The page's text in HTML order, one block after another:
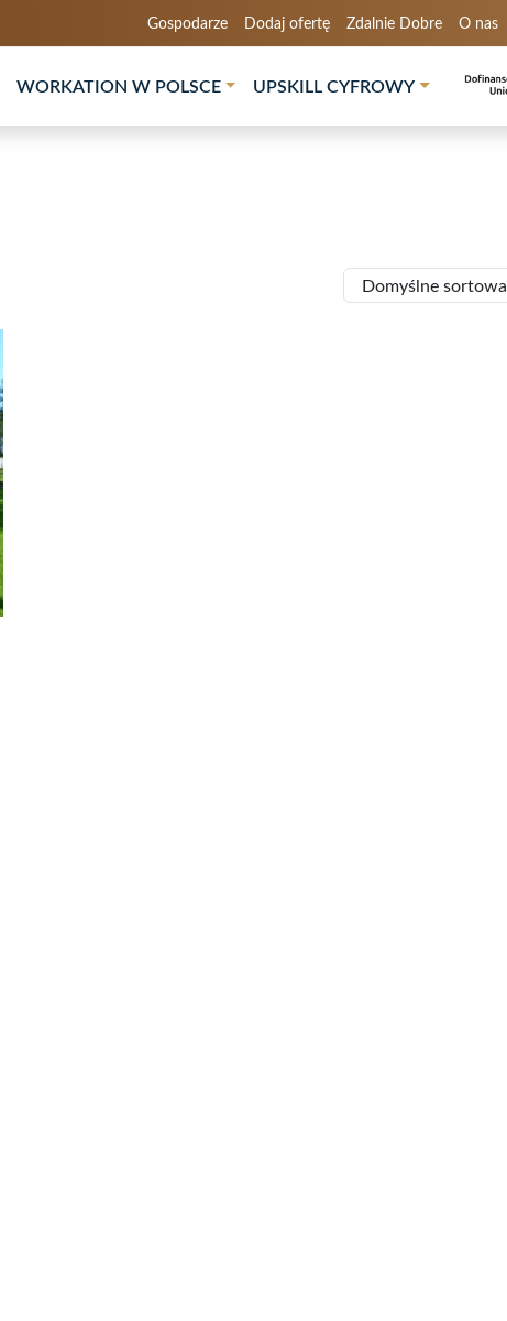
Gospodarze Dodaj ofertę Zdalnie Dobre O nas
WORKATION W POLSCE UPSKILL CYFROWY